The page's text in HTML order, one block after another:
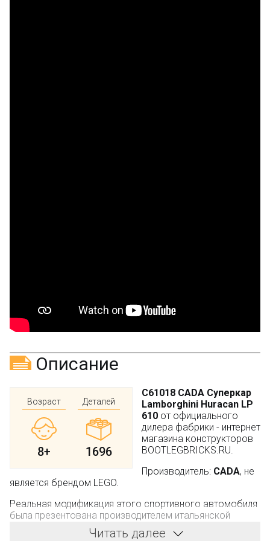
Описание
Возраст
8+
Деталей
1696
C61018 CADA Суперкар
Lamborghini Huracan LP
610 от официального
дилера фабрики - интернет
магазина конструкторов
BOOTLEGBRICKS.RU.
Производитель: CADA, не
является брендом LEGO.
Реальная модификация этого спортивного автомобиля
была презентована производителем итальянской
дорожной полиции. Стражи порядка получили
возможность для более эффективного выполнения
Читать далее